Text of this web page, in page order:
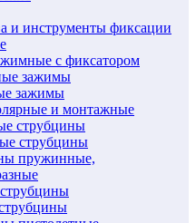
и инструменты фиксации
с фиксатором
зажимы
зажимы
и монтажные
струбцины
струбцины
пружинные,